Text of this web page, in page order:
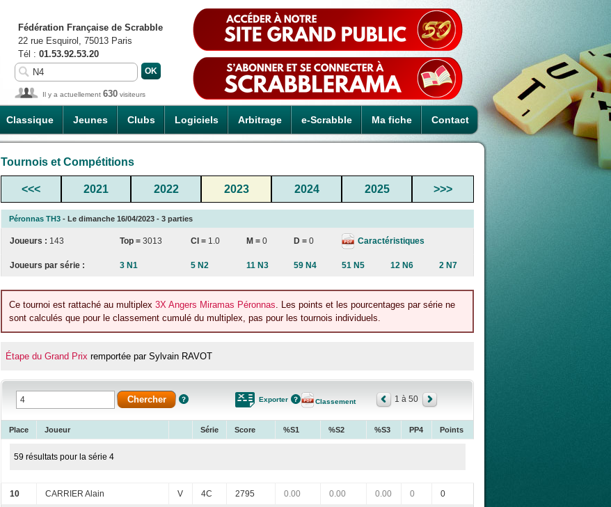
Classique Jeunes Clubs Logiciels Arbitrage e-Scrabble Ma fiche Contact
Fédération Française de Scrabble
22 rue Esquirol, 75013 Paris
Tél : 01.53.92.53.20
Il y a actuellement 630 visiteurs
Tournois et Compétitions
<<< 2021 2022 2023 2024 2025 >>>
Péronnas TH3 - Le dimanche 16/04/2023 - 3 parties
Joueurs : 143 Top = 3013 CI = 1.0 M = 0 D = 0 Caractéristiques
Joueurs par série : 3 N1 5 N2 11 N3 59 N4 51 N5 12 N6 2 N7
Ce tournoi est rattaché au multiplex 3X Angers Miramas Péronnas. Les points et les pourcentages par série ne
sont calculés que pour le classement cumulé du multiplex, pas pour les tournois individuels.
Étape du Grand Prix remportée par Sylvain RAVOT
Exporter Classement 1 à 50
Place Joueur Série Score %S1 %S2 %S3 PP4 Points
59 résultats pour la série 4
10 CARRIER Alain V 4C 2795 0.00 0.00 0.00 0 0